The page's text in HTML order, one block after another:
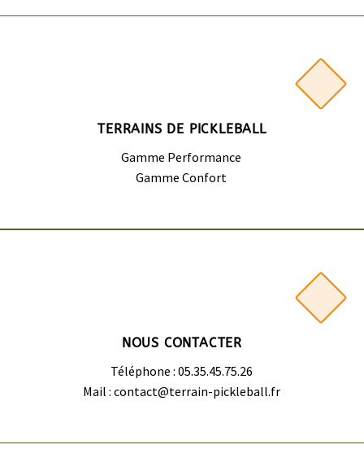
TERRAINS DE PICKLEBALL
Gamme Performance
Gamme Confort
NOUS CONTACTER
Téléphone : 05.35.45.75.26
Mail : contact@terrain-pickleball.fr